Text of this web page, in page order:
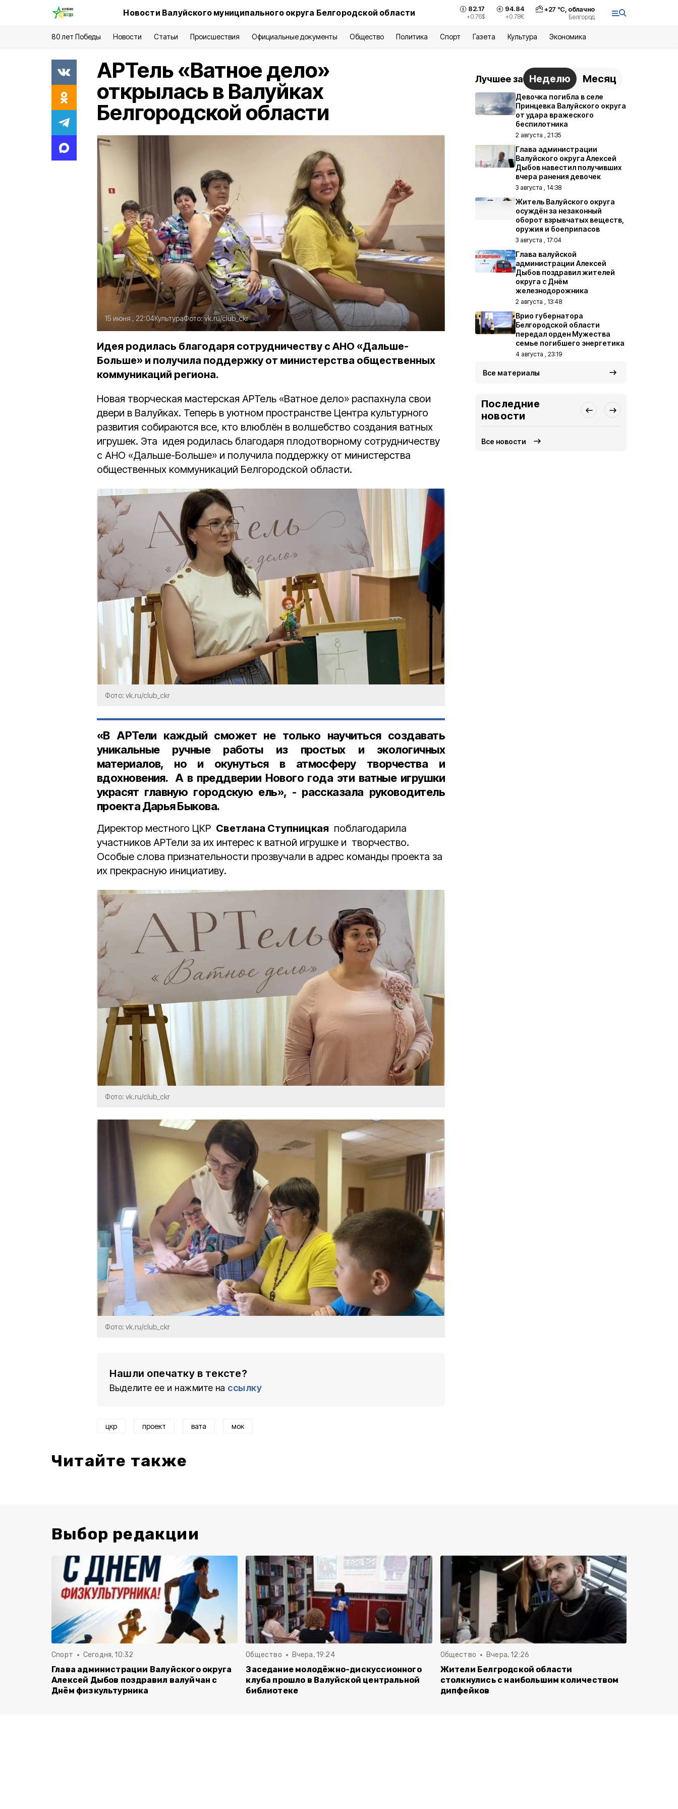
Новости Валуйского муниципального округа Белгородской области 82.17
+0.76$
94.84
+0.78€
+27 °С, облачно
Белгород
80 лет Победы Новости Статьи Происшествия Официальные документы Общество Политика Спорт Газета Культура Экономика
АРТель «Ватное дело»
открылась в Валуйках
Белгородской области
15 июня , 22:04КультураФото:vk.ru/club_ckr
Идея родилась благодаря сотрудничеству с АНО «Дальше-
Больше» и получила поддержку от министерства общественных
коммуникаций региона.
Новая творческая мастерская АРТель «Ватное дело» распахнула свои
двери в Валуйках. Теперь в уютном пространстве Центра культурного
развития собираются все, кто влюблён в волшебство создания ватных
игрушек. Эта идея родилась благодаря плодотворному сотрудничеству
с АНО «Дальше-Больше» и получила поддержку от министерства
общественных коммуникаций Белгородской области.
Фото: vk.ru/club_ckr
«В АРТели каждый сможет не только научиться создавать
уникальные ручные работы из простых и экологичных
материалов, но и окунуться в атмосферу творчества и
вдохновения. А в преддверии Нового года эти ватные игрушки
украсят главную городскую ель», - рассказала руководитель
проекта Дарья Быкова.
Директор местного ЦКР Светлана Ступницкая поблагодарила
участников АРТели за их интерес к ватной игрушке и творчество.
Особые слова признательности прозвучали в адрес команды проекта за
их прекрасную инициативу.
Фото: vk.ru/club_ckr
Фото: vk.ru/club_ckr
Нашли опечатку в тексте?
Выделите ее и нажмите на ссылку
цкр проект вата мок
Читайте также
Лучшее за Неделю Месяц
Девочка погибла в селе
Принцевка Валуйского округа
от удара вражеского
беспилотника
2 августа , 21:35
Глава администрации
Валуйского округа Алексей
Дыбов навестил получивших
вчера ранения девочек
3 августа , 14:38
Житель Валуйского округа
осуждён за незаконный
оборот взрывчатых веществ,
оружия и боеприпасов
3 августа , 17:04
Глава валуйской
администрации Алексей
Дыбов поздравил жителей
округа с Днём
железнодорожника
2 августа , 13:48
Врио губернатора
Белгородской области
передал орден Мужества
семье погибшего энергетика
4 августа , 23:19
Все материалы
Последние
новости
Все новости
Выбор редакции
Спорт Сегодня, 10:32
Глава администрации Валуйского округа
Алексей Дыбов поздравил валуйчан с
Днём физкультурника
Общество Вчера, 19:24
Заседание молодёжно-дискуссионного
клуба прошло в Валуйской центральной
библиотеке
Общество Вчера, 12:26
Жители Белгродской области
столкнулись с наибольшим количеством
дипфейков